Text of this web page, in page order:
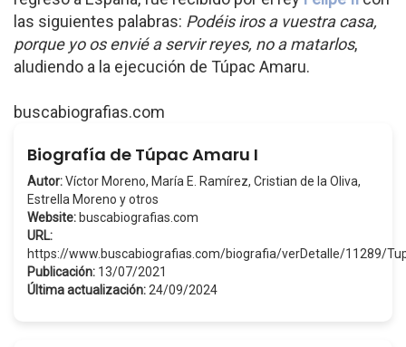
las siguientes palabras: Podéis iros a vuestra casa,
porque yo os envié a servir reyes, no a matarlos,
aludiendo a la ejecución de Túpac Amaru.
buscabiografias.com
Biografía de Túpac Amaru I
Autor:Víctor Moreno, María E. Ramírez, Cristian de la Oliva,
Estrella Moreno y otros
Website: buscabiografias.com
URL:
https://www.buscabiografias.com/biografia/verDetalle/11289/
Publicación: 13/07/2021
Última actualización: 24/09/2024